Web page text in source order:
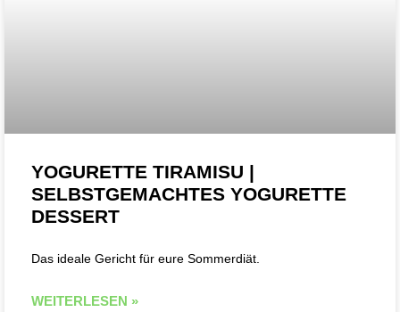
YOGURETTE TIRAMISU |
SELBSTGEMACHTES YOGURETTE
DESSERT
Das ideale Gericht für eure Sommerdiät.
WEITERLESEN »